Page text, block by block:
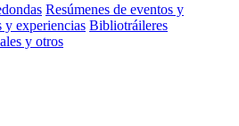
Resúmenes de eventos y
y experiencias Bibliotráileres
y otros